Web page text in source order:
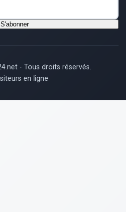
S'abonner
- Tous droits réservés.
en ligne